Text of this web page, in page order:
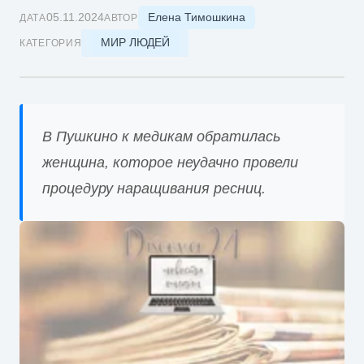
ДАТА05.11.2024АВТОР Елена Тимошкина
КАТЕГОРИЯ МИР ЛЮДЕЙ
В Пушкино к медикам обратилась
женщина, которое неудачно провели
процедуру наращивания ресниц.